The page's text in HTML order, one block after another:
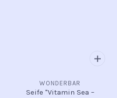
WONDERBAR
Seife "Vitamin Sea –